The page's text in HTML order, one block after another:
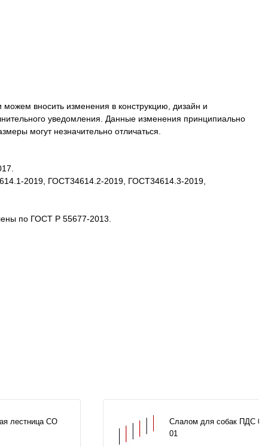
вносить изменения в конструкцию, дизайн и
уведомления. Данные изменения принципиально
могут незначительно отличаться.
2019, ГОСТ34614.2-2019, ГОСТ34614.3-2019,
по ГОСТ Р 55677-2013.
лестница СО
Слалом для собак ПДС
01